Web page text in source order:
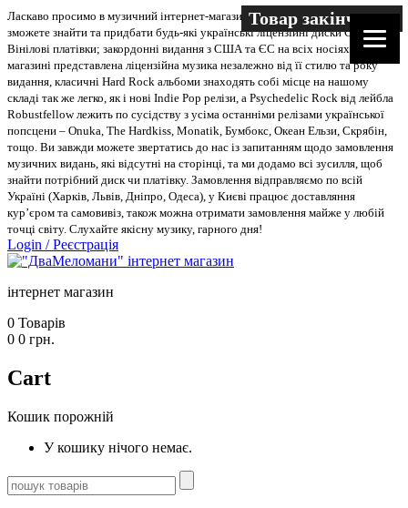
Ласкаво просимо в музичний інтернет-магазин “Два меломани”. У нас Ви
зможете знайти та придбати будь-які українські ліцензійні диски CD, DVD,
Вінілові платівки; закордонні видання з США та ЄС на всіх носіях. В
магазині представлена ліцензійна музика незалежно від її стилю та року
видання, класичні Hard Rock альбоми знаходять собі місце на нашому
складі так же легко, як і нові Indie Pop релізи, а Psychedelic Rock від лейбла
Robustfellow лежить по сусідству з усіма останніми релізами української
попсцени – Onuka, The Hardkiss, Monatik, Бумбокс, Океан Ельзи, Скрябін,
тощо. Ви завжди можете звертатись до нас із запитанням щодо замовлення
музичних видань, які відсутні на сторінці, та ми додамо всі зусилля, щоб
знайти потрібний диск чи платівку. Замовлення відправляємо по всій
Україні (Харків, Львів, Дніпро, Одеса), у Києві працює доставляння
кур’єром та самовивіз, також можна отримати замовлення майже у любій
точці світу. Слухайте якісну музику, гарного дня!
Login /Реєстрація
інтернет магазин
0 Товарів
0 0 грн.
Cart
Кошик порожній
У кошику нічого немає.
Товар закінчився